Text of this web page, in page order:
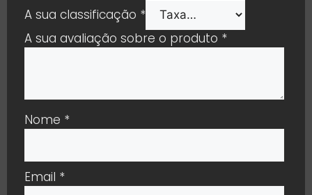
A sua classificação *
A sua avaliação sobre o produto *
Nome *
Email *